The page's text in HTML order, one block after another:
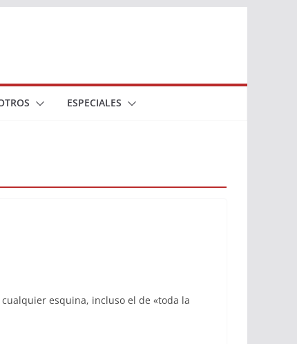
ESPECIALES
esquina, incluso el de «toda la